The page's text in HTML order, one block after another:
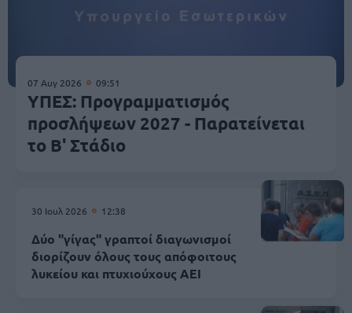
07 Αυγ 2026 09:51
ΥΠΕΣ: Προγραμματισμός
προσλήψεων 2027 - Παρατείνεται
το Β' Στάδιο
30 Ιουλ 2026 12:38
Δύο "γίγας" γραπτοί διαγωνισμοί
διορίζουν όλους τους απόφοιτους
λυκείου και πτυχιούχους ΑΕΙ